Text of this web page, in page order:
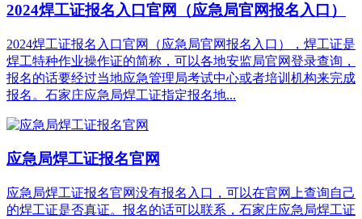
2024焊工证报名入口官网（应急局官网报名入口）
2024焊工证报名入口官网（应急局官网报名入口），焊工证是
焊工特种作业操作证的简称，可以各地安监局官网登录查询，
报名的话要经过当地应急管理局考试中心或者培训机构来完成
报名。石家庄应急局焊工证指定报名地...
应急局焊工证报名官网
应急局焊工证报名官网没有报名入口，可以在官网上查询自己
的焊工证是否真证。报名的话可以联系，石家庄应急局焊工证